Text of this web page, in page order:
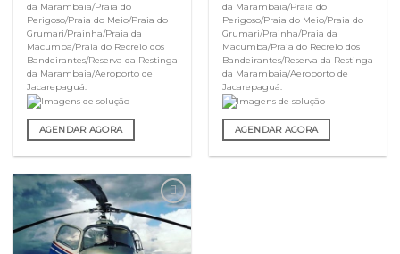
da Marambaia/Praia do
Perigoso/Praia do Meio/Praia do
Grumari/Prainha/Praia da
Macumba/Praia do Recreio dos
Bandeirantes/Reserva da Restinga
da Marambaia/Aeroporto de
Jacarepaguá.
AGENDAR AGORA
da Marambaia/Praia do
Perigoso/Praia do Meio/Praia do
Grumari/Prainha/Praia da
Macumba/Praia do Recreio dos
Bandeirantes/Reserva da Restinga
da Marambaia/Aeroporto de
Jacarepaguá.
AGENDAR AGORA
Adicionar
aos meus
desejos